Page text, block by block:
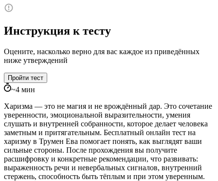
Инструкция к тесту
Оцените, насколько верно для вас каждое из приведённых
ниже утверждений
Пройти тест
~4 мин
Харизма — это не магия и не врождённый дар. Это сочетание
уверенности, эмоциональной выразительности, умения
слушать и внутренней собранности, которое делает человека
заметным и притягательным. Бесплатный онлайн тест на
харизму в Трумен Ева помогает понять, как выглядят ваши
сильные стороны. После прохождения вы получите
расшифровку и конкретные рекомендации, что развивать:
выраженность речи и невербальных сигналов, внутренний
стержень, способность быть тёплым и при этом уверенным.